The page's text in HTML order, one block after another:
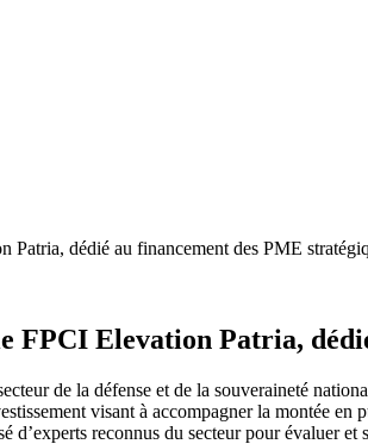
dédié au financement des PME
Elevation Patria,
de la défense et de la souveraineté
visant à accompagner la montée
d’experts reconnus du secteur pour évaluer et